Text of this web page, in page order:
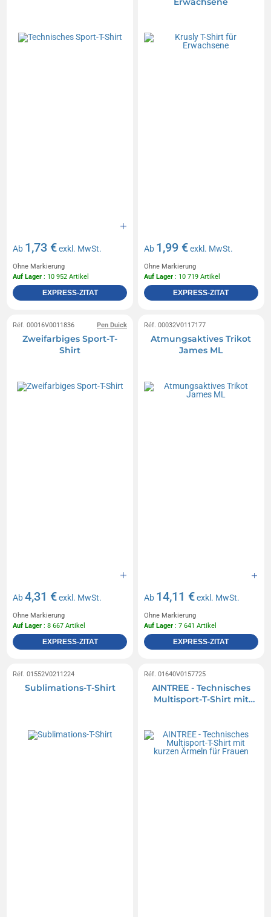
Ab 1,73 €exkl. MwSt.
Ohne Markierung
Auf Lager : 10 952 Artikel
EXPRESS-ZITAT
Ab 1,99 €exkl. MwSt.
Ohne Markierung
Auf Lager : 10 719 Artikel
EXPRESS-ZITAT
Pen Duick
Réf. 00016V0011836
Zweifarbiges Sport-T-
Shirt
Ab4,31 €exkl. MwSt.
Ohne Markierung
Auf Lager : 8 667 Artikel
EXPRESS-ZITAT
Réf. 00032V0117177
Atmungsaktives Trikot
James ML
Ab 14,11 €exkl. MwSt.
Ohne Markierung
Auf Lager : 7 641 Artikel
EXPRESS-ZITAT
Réf. 01552V0211224
Sublimations-T-Shirt
Réf. 01640V0157725
AINTREE - Technisches
Multisport-T-Shirt mit